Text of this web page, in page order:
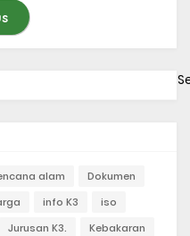
alam
Dokumen
info K3
iso
Jurusan K3.
Kebakaran